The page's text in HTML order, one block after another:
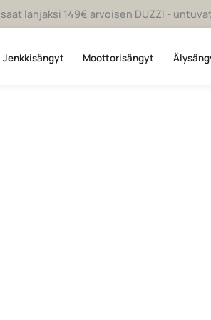
lahjaksi 149€ arvoisen DUZZI -
Jenkkisängyt Moottorisängyt